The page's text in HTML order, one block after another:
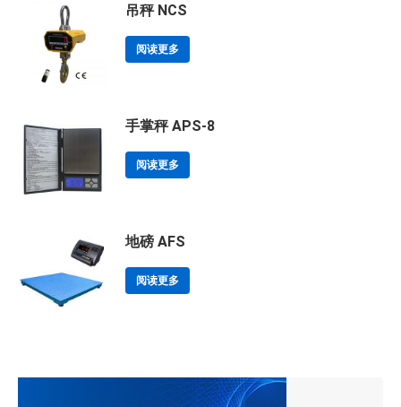
吊秤 NCS
阅读更多
手掌秤 APS-8
阅读更多
地磅 AFS
阅读更多